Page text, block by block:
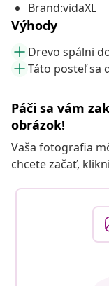
Brand:vidaXL
Výhody
Drevo spálni
Táto posteľ sa
Páči sa vám
obrázok!
Vaša fotografia
chcete začať,